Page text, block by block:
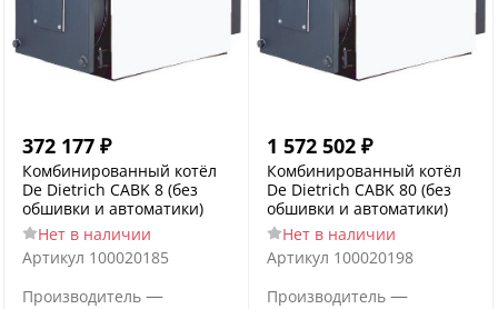
372 177 ₽
Комбинированный котёл
De Dietrich CABK 8 (без
обшивки и автоматики)
Нет в наличии
Артикул 100020185
Производитель —
1 572 502 ₽
Комбинированный котёл
De Dietrich CABK 80 (без
обшивки и автоматики)
Нет в наличии
Артикул 100020198
Производитель —